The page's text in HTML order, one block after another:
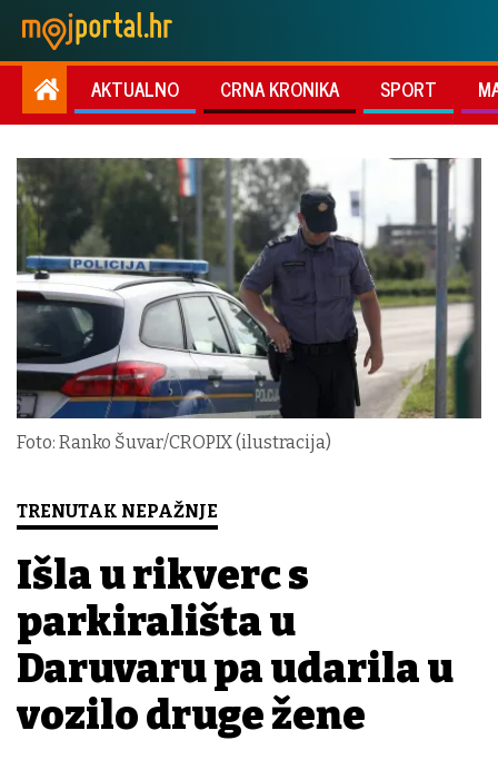
AKTUALNO CRNA KRONIKA SPORT
Foto: Ranko Šuvar/CROPIX (ilustracija)
TRENUTAK NEPAŽNJE
Išla u rikverc s
parkirališta u
Daruvaru pa udarila u
vozilo druge žene